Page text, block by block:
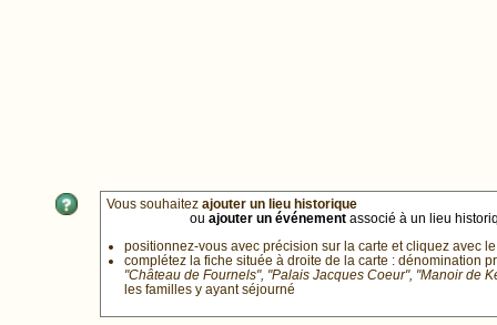
Vous souhaitez ajouter un lieu historique
ou ajouter un événement associé à un lieu
positionnez-vous avec précision sur la carte et cliquez avec
complétez la fiche située à droite de la carte : dénomination
"Château de Fournels", "Palais Jacques Coeur", "Manoir de
les familles y ayant séjourné